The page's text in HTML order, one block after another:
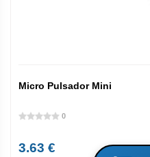
Micro Pulsador Mini
0
3.63 €